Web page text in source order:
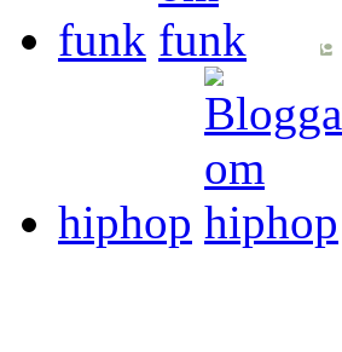
funk
hiphop